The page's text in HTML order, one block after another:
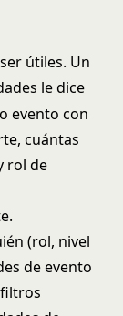
útiles. Un
le dice
evento con
cuántas
rol de
(rol, nivel
de evento